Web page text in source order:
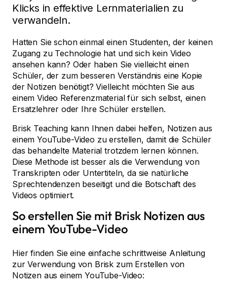
Klicks in effektive Lernmaterialien zu
verwandeln.
Hatten Sie schon einmal einen Studenten, der keinen
Zugang zu Technologie hat und sich kein Video
ansehen kann? Oder haben Sie vielleicht einen
Schüler, der zum besseren Verständnis eine Kopie
der Notizen benötigt? Vielleicht möchten Sie aus
einem Video Referenzmaterial für sich selbst, einen
Ersatzlehrer oder Ihre Schüler erstellen.
Brisk Teaching kann Ihnen dabei helfen, Notizen aus
einem YouTube-Video zu erstellen, damit die Schüler
das behandelte Material trotzdem lernen können.
Diese Methode ist besser als die Verwendung von
Transkripten oder Untertiteln, da sie natürliche
Sprechtendenzen beseitigt und die Botschaft des
Videos optimiert.
So erstellen Sie mit Brisk Notizen aus
einem YouTube-Video
Hier finden Sie eine einfache schrittweise Anleitung
zur Verwendung von Brisk zum Erstellen von
Notizen aus einem YouTube-Video: